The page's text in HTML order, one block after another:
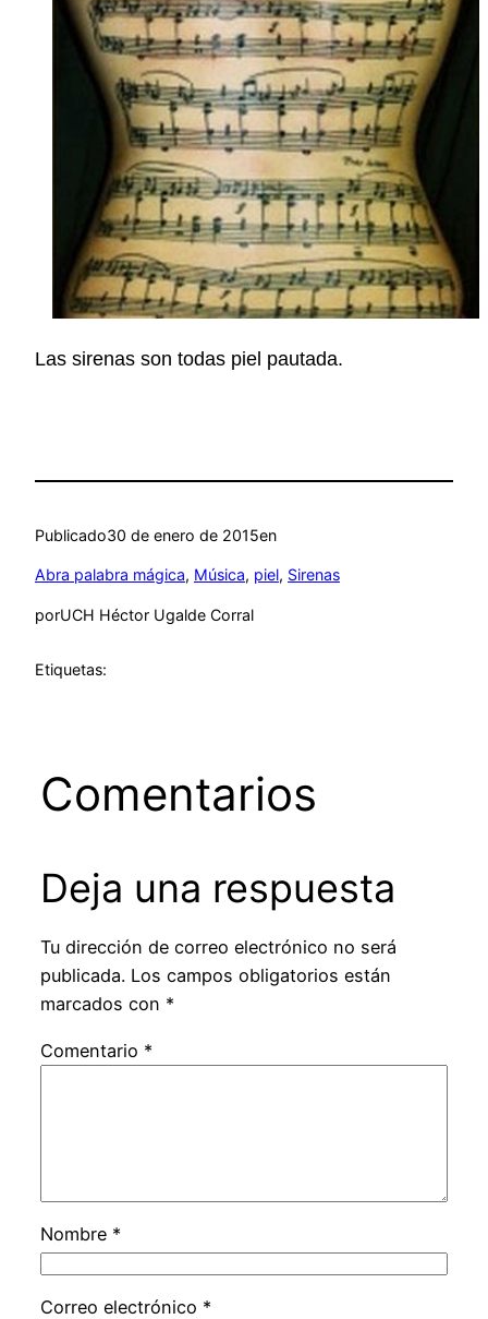
Las sirenas son todas piel pautada.
Publicado30 de enero de 2015en
Abra palabra mágica, Música, piel, Sirenas
porUCH Héctor Ugalde Corral
Etiquetas:
Comentarios
Deja una respuesta
Tu dirección de correo electrónico no será
publicada. Los campos obligatorios están
marcados con *
Comentario *
Nombre *
Correo electrónico *